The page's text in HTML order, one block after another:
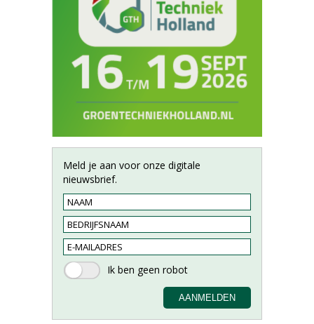
Meld je aan voor onze digitale
nieuwsbrief.